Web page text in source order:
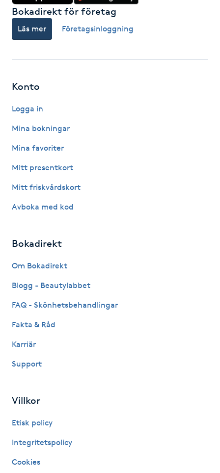
Hollywood Peel
Hot Stone Massage
Hudvård
Hyperhidros
Hårbottenbehandling
Hårvård
Hälsa
Hälsprickor
IPL
Bokadirekt för företag
Läs mer Företagsinloggning
Konto
Logga in
Mina bokningar
Mina favoriter
Mitt presentkort
Mitt friskvårdskort
Avboka med kod
Bokadirekt
Om Bokadirekt
Blogg - Beautylabbet
FAQ - Skönhetsbehandlingar
Fakta & Råd
Karriär
Support
Villkor
Etisk policy
Integritetspolicy
Cookies